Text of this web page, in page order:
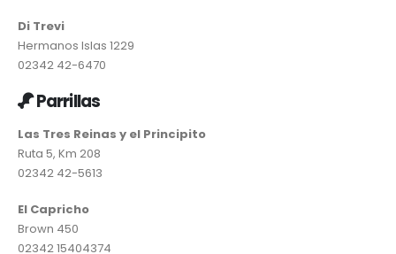
Di Trevi
Hermanos Islas 1229
02342 42-6470
Parrillas
Las Tres Reinas y el Principito
Ruta 5, Km 208
02342 42-5613
El Capricho
Brown 450
02342 15404374